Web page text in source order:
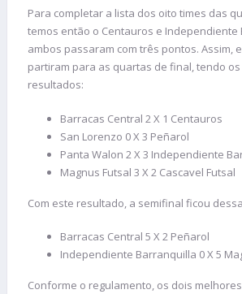
Para completar a lista dos oito times das
temos então o Centauros e Independiente
ambos passaram com três pontos. Assim,
partiram para as quartas de final, tendo
resultados:
Barracas Central 2 X 1 Centauros
San Lorenzo 0 X 3 Peñarol
Panta Walon 2 X 3 Independiente
Magnus Futsal 3 X 2 Cascavel Futsal
Com este resultado, a semifinal ficou
Barracas Central 5 X 2 Peñarol
Independiente Barranquilla 0 X 5
Conforme o regulamento, os dois